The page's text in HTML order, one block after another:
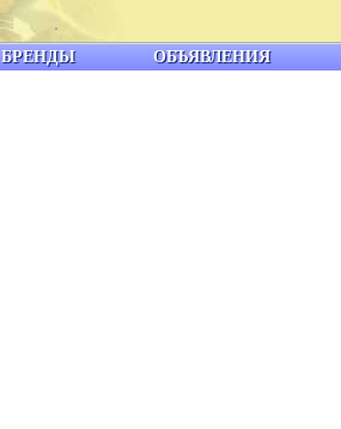
БРЕНДЫ ОБЪЯВЛЕНИЯ